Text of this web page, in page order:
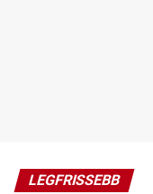
LEGFRISSEBB